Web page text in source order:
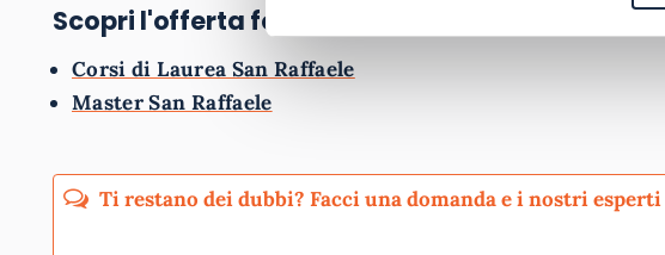
Scopri l'offerta formativa
Corsi di Laurea San Raffaele
Master San Raffaele